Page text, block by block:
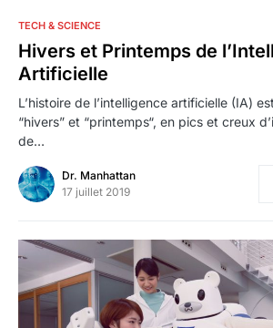
TECH & SCIENCE
Hivers et Printemps de
Artificielle
L’histoire de l’intelligence artificielle (IA)
“hivers” et “printemps“, en pics et creux
de…
Dr. Manhattan
17 juillet 2019